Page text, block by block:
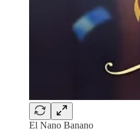
El Nano Banano